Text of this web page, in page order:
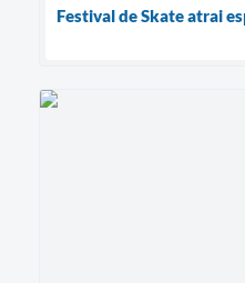
Festival de Skate atrai